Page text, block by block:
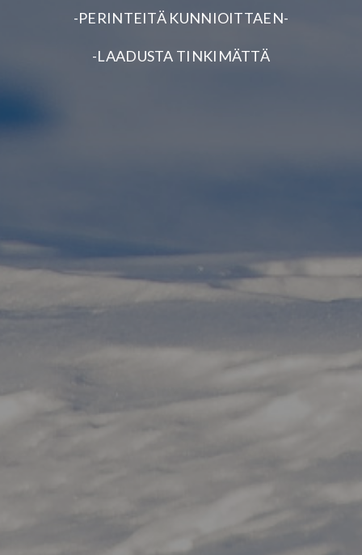
-PERINTEITÄ KUNNIOITTAEN-
-LAADUSTA TINKIMÄTTÄ